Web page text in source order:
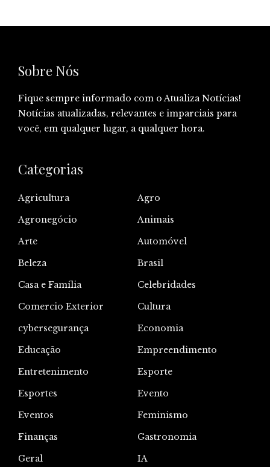
Sobre Nós
Fique sempre informado com o Atualiza Notícias!
Notícias atualizadas, relevantes e imparciais para
você, em qualquer lugar, a qualquer hora.
Categorias
Agricultura
Agro
Agronegócio
Animais
Arte
Automóvel
Beleza
Brasil
Casa e Família
Celebridades
Comercio Exterior
Cultura
cybersegurança
Economia
Educação
Empreendimento
Entretenimento
Esporte
Esportes
Evento
Eventos
Feminismo
Finanças
Gastronomia
Geral
IA